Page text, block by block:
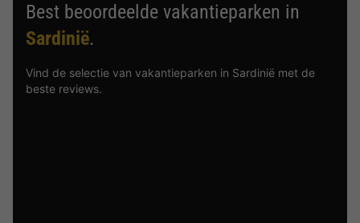
Best beoordeelde vakantieparken in
Sardinië.
Vind de selectie van vakantieparken in Sardinië met de
beste reviews.